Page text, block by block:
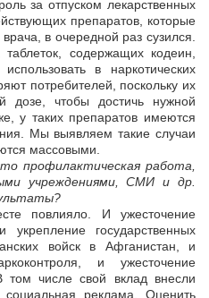
за отпуском лекарственных
препаратов, которые
в очередной раз сузился.
содержащих кодеин,
в наркотических
потребителей, поскольку их
дозе, чтобы достичь нужной
у таких препаратов имеются
Мы выявляем такие случаи
массовыми.
профилактическая работа,
учреждениями, СМИ и др.
повлияло. И ужесточение
укрепление государственных
войск в Афганистан, и
и ужесточение
том числе свой вклад внесли
реклама. Оценить